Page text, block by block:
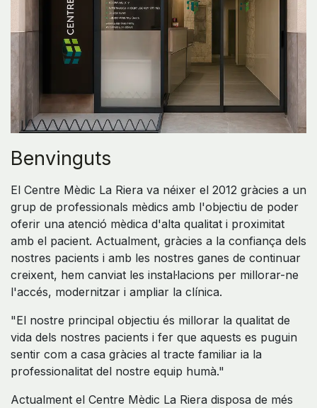
Benvinguts
El Centre Mèdic La Riera va néixer el 2012 gràcies a un
grup de professionals mèdics amb l'objectiu de poder
oferir una atenció mèdica d'alta qualitat i proximitat
amb el pacient. Actualment, gràcies a la confiança dels
nostres pacients i amb les nostres ganes de continuar
creixent, hem canviat les instal·lacions per millorar-ne
l'accés, modernitzar i ampliar la clínica.
"El nostre principal objectiu és millorar la qualitat de
vida dels nostres pacients i fer que aquests es puguin
sentir com a casa gràcies al tracte familiar ia la
professionalitat del nostre equip humà."
Actualment el Centre Mèdic La Riera disposa de més